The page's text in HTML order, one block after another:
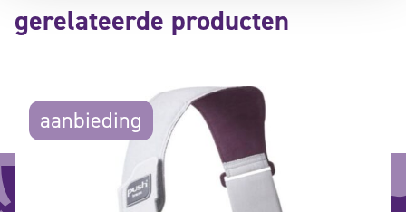
gerelateerde producten
aanbieding